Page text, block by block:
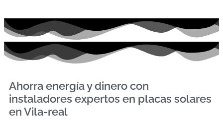
Ahorra energía y dinero con
instaladores expertos en placas solares
en Vila-real